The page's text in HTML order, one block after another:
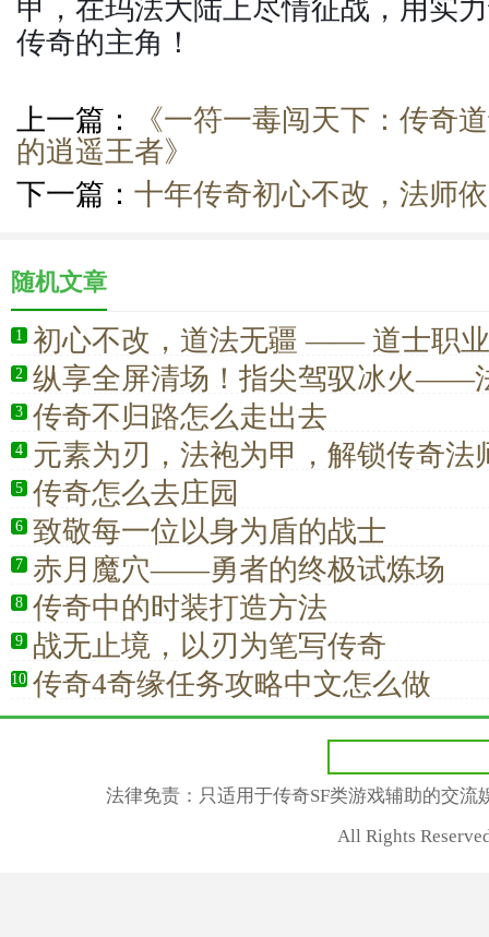
传奇的主角！
上一篇：
《一符一毒闯天下：传奇
的逍遥王者》
下一篇： 十年传奇初心不改，法师
随机文章
1
初心不改，道法无疆 —— 道士职
与情怀传承
2 纵享全屏清场！指尖驾驭冰火——
3 传奇不归路怎么走出去
4
元素为刃，法袍为甲，解锁传奇法
漫
5 传奇怎么去庄园
6 致敬每一位以身为盾的战士
7 赤月魔穴——勇者的终极试炼场
8 传奇中的时装打造方法
9 战无止境，以刃为笔写传奇
10 传奇4奇缘任务攻略中文怎么做
法律免责：只适用于传奇SF类游戏辅助的交
All Rights